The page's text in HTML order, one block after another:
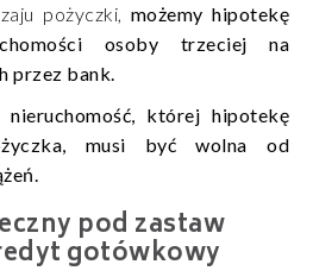
pożyczki, możemy hipotekę
osoby trzeciej na
przez bank.
nieruchomość, której hipotekę
musi być wolna od
pod zastaw
gotówkowy